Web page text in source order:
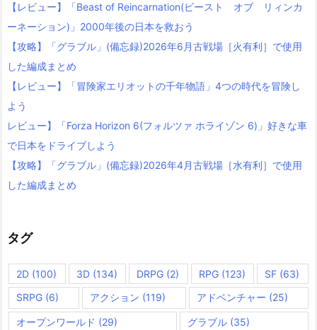
【レビュー】「Beast of Reincarnation(ビースト オブ リィンカ
ーネーション)」2000年後の日本を救おう
【攻略】「グラブル」(備忘録)2026年6月古戦場［火有利］で使用
した編成まとめ
【レビュー】「冒険家エリオットの千年物語」4つの時代を冒険し
よう
レビュー】「Forza Horizon 6(フォルツァ ホライゾン 6)」好きな車
で日本をドライブしよう
【攻略】「グラブル」(備忘録)2026年4月古戦場［水有利］で使用
した編成まとめ
タグ
2D (100) 3D(134) DRPG (2) RPG(123) SF (63)
SRPG (6) アクション (119) アドベンチャー (25)
オープンワールド (29) グラブル(35)